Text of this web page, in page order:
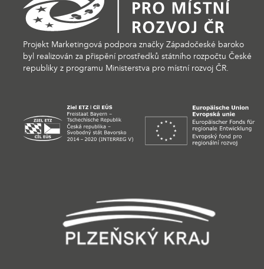
Projekt Marketingová podpora značky Západočeské baroko
byl realizován za přispění prostředků státního rozpočtu České
republiky z programu Ministerstva pro místní rozvoj ČR.